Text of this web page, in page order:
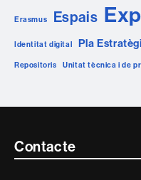
Erasmus Espais
Identitat digital Pla
Repositoris Unitat tècnica i de
Contacte
Contacte